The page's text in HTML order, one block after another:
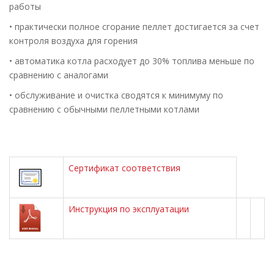
работы
• практически полное сгорание пеллет достигается за счет
контроля воздуха для горения
• автоматика котла расходует до 30% топлива меньше по
сравнению с аналогами
• обслуживание и очистка сводятся к минимуму по
сравнению с обычными пеллетными котлами
Сертификат соответствия
Инструкция по эксплуатации